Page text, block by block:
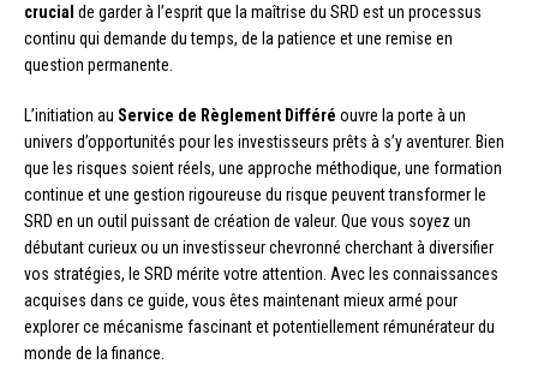
crucial de garder à l’esprit que la maîtrise du SRD est un processus
continu qui demande du temps, de la patience et une remise en
question permanente.
L’initiation au Service de Règlement Différé ouvre la porte à un
univers d’opportunités pour les investisseurs prêts à s’y aventurer. Bien
que les risques soient réels, une approche méthodique, une formation
continue et une gestion rigoureuse du risque peuvent transformer le
SRD en un outil puissant de création de valeur. Que vous soyez un
débutant curieux ou un investisseur chevronné cherchant à diversifier
vos stratégies, le SRD mérite votre attention. Avec les connaissances
acquises dans ce guide, vous êtes maintenant mieux armé pour
explorer ce mécanisme fascinant et potentiellement rémunérateur du
monde de la finance.